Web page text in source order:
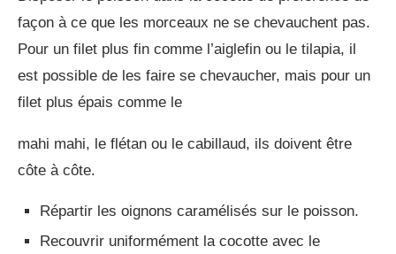
façon à ce que les morceaux ne se chevauchent pas.
Pour un filet plus fin comme l’aiglefin ou le tilapia, il
est possible de les faire se chevaucher, mais pour un
filet plus épais comme le
mahi mahi, le flétan ou le cabillaud, ils doivent être
côte à côte.
Répartir les oignons caramélisés sur le poisson.
Recouvrir uniformément la cocotte avec le